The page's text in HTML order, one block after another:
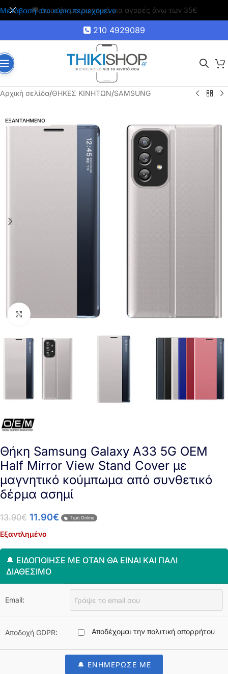
Μετάβαση στο κύριο περιεχόμενο
🚚 Δωρεάν μεταφορικά για αγορές άνω των 35€
210 4929089
Αρχική σελίδα/ΘΗΚΕΣ ΚΙΝΗΤΩΝ/SAMSUNG
ΕΞΑΝΤΛΗΜΕΝΟ
Click to enlarge
Θήκη Samsung Galaxy A33 5G OEM
Half Mirror View Stand Cover με
μαγνητικό κούμπωμα από συνθετικό
δέρμα ασημί
13.90€ 11.90€ Τιμή Online
Εξαντλημένο
🔔 ΕΙΔΟΠΟΊΗΣΈ ΜΕ ΌΤΑΝ ΘΑ ΕΊΝΑΙ ΚΑΙ ΠΆΛΙ
ΔΙΑΘΈΣΙΜΟ
Email:
Αποδοχή GDPR: Αποδέχομαι την πολιτική απορρήτου
🔔 ΕΝΗΜΕΡΩΣΕ ΜΕ